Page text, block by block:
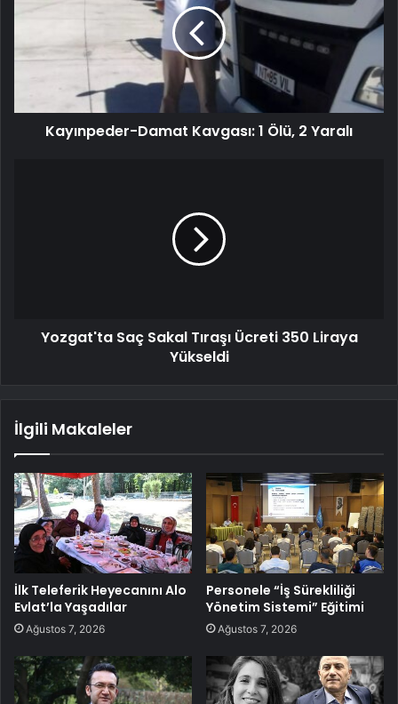
Kayınpeder-Damat Kavgası: 1 Ölü, 2 Yaralı
Yozgat'ta Saç Sakal Tıraşı Ücreti 350 Liraya
Yükseldi
İlgili Makaleler
İlk Teleferik Heyecanını Alo
Evlat’la Yaşadılar
Ağustos 7, 2026
Personele “İş Sürekliliği
Yönetim Sistemi” Eğitimi
Ağustos 7, 2026